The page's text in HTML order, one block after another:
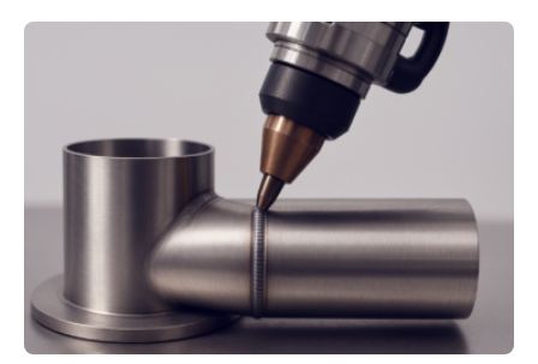
Teile als eine Einheit verpacken. Die Anordnung kann
der Benutzer vorgeben und erhält so mehr Kontrolle
über die Positionierung der Bauteile. Die ebenfalls neue
Automatisierungsschnittstelle dient dazu, die Software
besser in spezifische Unternehmensprozesse
einzubinden. Sankt Augustin – Zur Messe FACHPACK
vom 23. bis 25. September in Nürnberg…